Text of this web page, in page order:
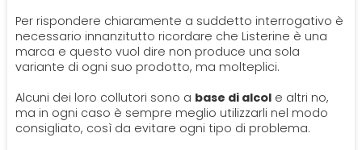
Per rispondere chiaramente a suddetto interrogativo è
necessario innanzitutto ricordare che Listerine è una
marca e questo vuol dire non produce una sola
variante di ogni suo prodotto, ma molteplici.
Alcuni dei loro collutori sono a base di alcole altri no,
ma in ogni caso è sempre meglio utilizzarli nel modo
consigliato, così da evitare ogni tipo di problema.